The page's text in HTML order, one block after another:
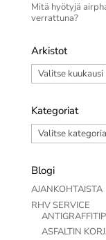
Mitä hyötyjä
verrattuna?
Arkistot
Arkistot
Kategoriat
Kategoriat
Blogi
AJANKOHTAISTA
RHV SERVICE
ASFALTIN